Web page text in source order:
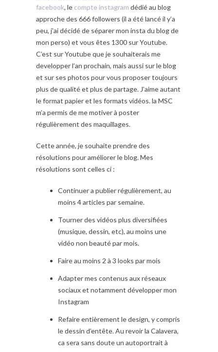
facebook, le compte instagram dédié au blog
approche des 666 followers (il a été lancé il y’a
peu, j’ai décidé de séparer mon insta du blog de
mon perso) et vous êtes 1300 sur Youtube.
C’est sur Youtube que je souhaiterais me
developper l’an prochain, mais aussi sur le blog
et sur ses photos pour vous proposer toujours
plus de qualité et plus de partage. J’aime autant
le format papier et les formats vidéos. la MSC
m’a permis de me motiver à poster
régulièrement des maquillages.
Cette année, je souhaite prendre des
résolutions pour améliorer le blog. Mes
résolutions sont celles ci :
Continuer a publier régulièrement, au
moins 4 articles par semaine.
Tourner des vidéos plus diversifiées
(musique, dessin, etc), au moins une
vidéo non beauté par mois.
Faire au moins 2 à 3 looks par mois
Adapter mes contenus aux réseaux
sociaux et notamment développer mon
Instagram
Refaire entièrement le design, y compris
le dessin d’entête. Au revoir la Calavera,
ca sera sans doute un autoportrait à